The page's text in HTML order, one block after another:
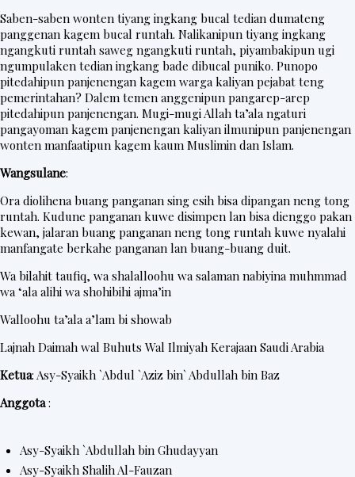
P
o
s
t
e
r
V
i
d
e
o
Saben-saben wonten tiyang ingkang bucal tedian dumateng
panggenan kagem bucal runtah. Nalikanipun tiyang ingkang
ngangkuti runtah saweg ngangkuti runtah, piyambakipun ugi
ngumpulaken tedian ingkang bade dibucal puniko. Punopo
pitedahipun panjenengan kagem warga kaliyan pejabat teng
pemerintahan? Dalem temen anggenipun pangarep-arep
pitedahipun panjenengan. Mugi-mugi Allah ta’ala ngaturi
pangayoman kagem panjenengan kaliyan ilmunipun panjenengan
wonten manfaatipun kagem kaum Muslimin dan Islam.
Wangsulane:
Ora diolihena buang panganan sing esih bisa dipangan neng tong
runtah. Kudune panganan kuwe disimpen lan bisa dienggo pakan
kewan, jalaran buang panganan neng tong runtah kuwe nyalahi
manfangate berkahe panganan lan buang-buang duit.
Wa bilahit taufiq, wa shalalloohu wa salaman nabiyina muhmmad
wa ‘ala alihi wa shohibihi ajma’in
Walloohu ta’ala a’lam bi showab
Lajnah Daimah wal Buhuts Wal Ilmiyah Kerajaan Saudi Arabia
Ketua: Asy-Syaikh `Abdul `Aziz bin` Abdullah bin Baz
Anggota:
Asy-Syaikh `Abdullah bin Ghudayyan
Asy-Syaikh Shalih Al-Fauzan